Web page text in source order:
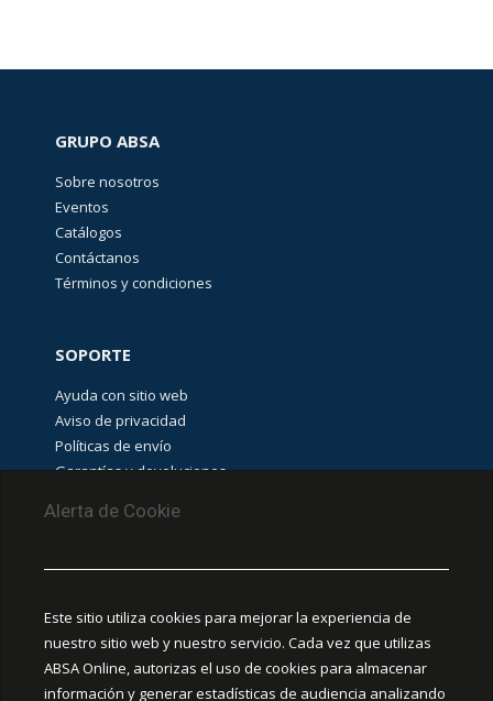
Alerta de Cookie
Este sitio utiliza cookies para mejorar la experiencia de
nuestro sitio web y nuestro servicio. Cada vez que utilizas
ABSA Online, autorizas el uso de cookies para almacenar
información y generar estadísticas de audiencia analizando
GRUPO ABSA
Sobre nosotros
Eventos
Catálogos
Contáctanos
Términos y condiciones
SOPORTE
Ayuda con sitio web
Aviso de privacidad
Políticas de envío
Garantías y devoluciones
PUNTOS DE RECOLECCIÓN
CEDIS Guadalajara
Amapola #380, La Aurora, C.P. 44460 Guadalajara,
Jalisco, MX.